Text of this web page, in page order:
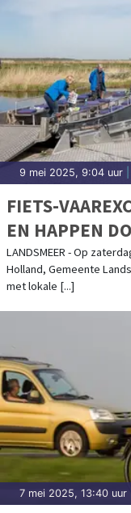
9 mei 2025, 9:04 uur
FIETS-
EN HAPPEN
LANDSMEER - Op
Holland, Gemeente
met lokale [...]
7 mei 2025, 13:40 uur